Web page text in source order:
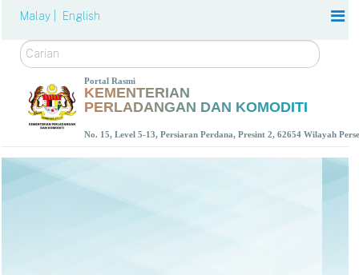
Malay | English
Carian
Portal Rasmi
KEMENTERIAN
PERLADANGAN DAN KOMODITI
No. 15, Level 5-13, Persiaran Perdana, Presint 2, 62654 Wilayah